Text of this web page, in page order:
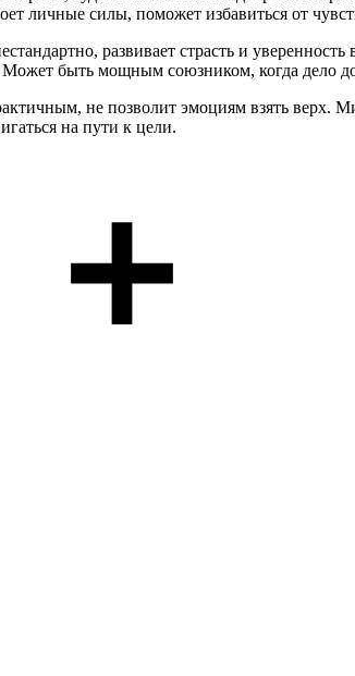
личные силы, поможет избавиться от
развивает страсть и
быть мощным союзником, когда дело
не позволит эмоциям взять верх.
на пути к цели.